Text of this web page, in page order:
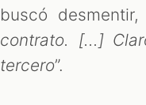
buscó
contrato. [...]
tercero”.